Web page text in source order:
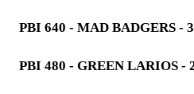
PBI 640 - MAD BADGERS -
PBI 480 - GREEN LARIOS -